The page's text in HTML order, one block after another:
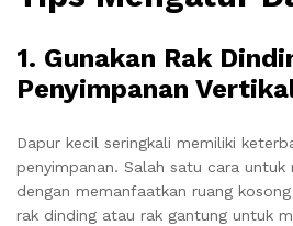
1. Gunakan Rak
Penyimpanan
Dapur kecil seringkali memiliki
penyimpanan. Salah satu cara untuk
dengan memanfaatkan ruang
rak dinding atau rak gantung untuk